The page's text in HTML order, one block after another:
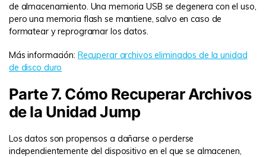
de almacenamiento. Una memoria USB se degenera con el uso,
pero una memoria flash se mantiene, salvo en caso de
formatear y reprogramar los datos.
Más información: Recuperar archivos eliminados de la unidad
de disco duro
Parte 7. Cómo Recuperar Archivos
de la Unidad Jump
Los datos son propensos a dañarse o perderse
independientemente del dispositivo en el que se almacenen,